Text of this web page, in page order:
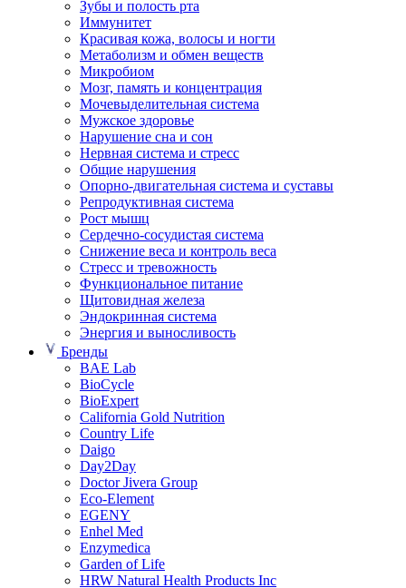
Зубы и полость рта
Иммунитет
Красивая кожа, волосы и ногти
Метаболизм и обмен веществ
Микробиом
Мозг, память и концентрация
Мочевыделительная система
Мужское здоровье
Нарушение сна и сон
Нервная система и стресс
Общие нарушения
Опорно-двигательная система и суставы
Репродуктивная система
Рост мышц
Сердечно-сосудистая система
Снижение веса и контроль веса
Стресс и тревожность
Функциональное питание
Щитовидная железа
Эндокринная система
Энергия и выносливость
Бренды
BAE Lab
BioCycle
BioExpert
California Gold Nutrition
Country Life
Daigo
Day2Day
Doctor Jivera Group
Eco-Element
EGENY
Enhel Med
Enzymedica
Garden of Life
HRW Natural Health Products Inc